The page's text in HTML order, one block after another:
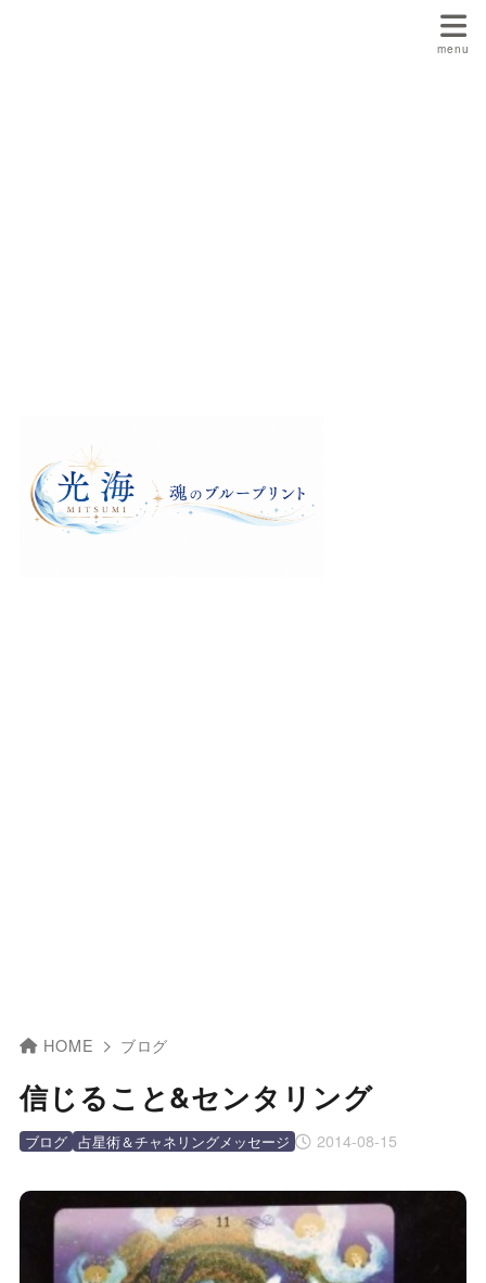
HOME ブログ
信じること&センタリング
2014-08-15
ブログ 占星術＆チャネリングメッセージ